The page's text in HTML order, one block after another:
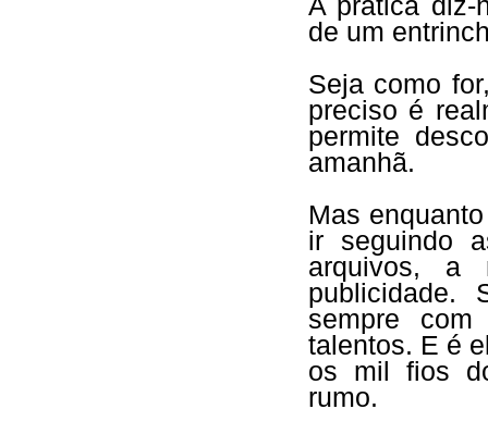
A prática diz-
de um
Seja como
preciso é
permite
amanhã.
Mas
ir seguindo
arquivos, a
publicidade.
sempre
talentos. E é
os mil fios
rumo.